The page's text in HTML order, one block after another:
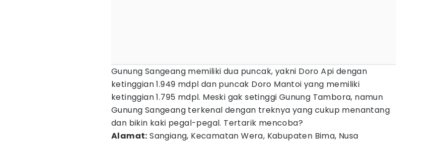
Gunung Sangeang memiliki dua puncak, yakni Doro Api dengan
ketinggian 1.949 mdpl dan puncak Doro Mantoi yang memiliki
ketinggian 1.795 mdpl. Meski gak setinggi Gunung Tambora, namun
Gunung Sangeang terkenal dengan treknya yang cukup menantang
dan bikin kaki pegal-pegal. Tertarik mencoba?
Alamat: Sangiang, Kecamatan Wera, Kabupaten Bima, Nusa